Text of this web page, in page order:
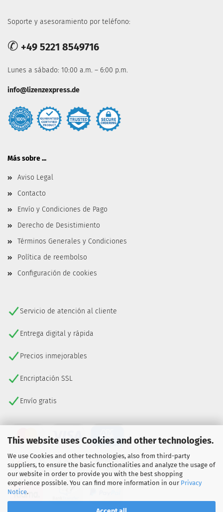
This website uses Cookies and other technologies.
We use Cookies and other technologies, also from third-party
suppliers, to ensure the basic functionalities and analyze the usage of
our website in order to provide you with the best shopping
experience possible. You can find more information in our Privacy
Notice.
Soporte y asesoramiento por teléfono:
✆ +49 5221 8549716
Lunes a sábado: 10:00 a.m. – 6:00 p.m.
info@lizenzexpress.de
Más sobre ...
Aviso Legal
Contacto
Envío y Condiciones de Pago
Derecho de Desistimiento
Términos Generales y Condiciones
Política de reembolso
Configuración de cookies
Servicio de atención al cliente
Entrega digital y rápida
Precios inmejorables
Encriptación SSL
Envío gratis